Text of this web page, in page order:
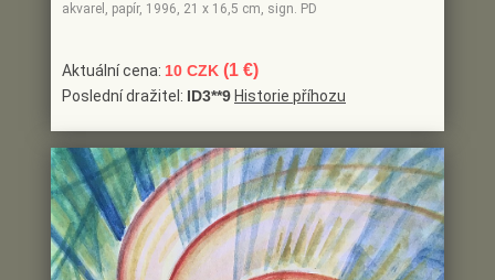
akvarel, papír, 1996, 21 x 16,5 cm, sign. PD
Aktuální cena: 10 CZK (1 €)
Poslední dražitel: ID3**9 Historie příhozu